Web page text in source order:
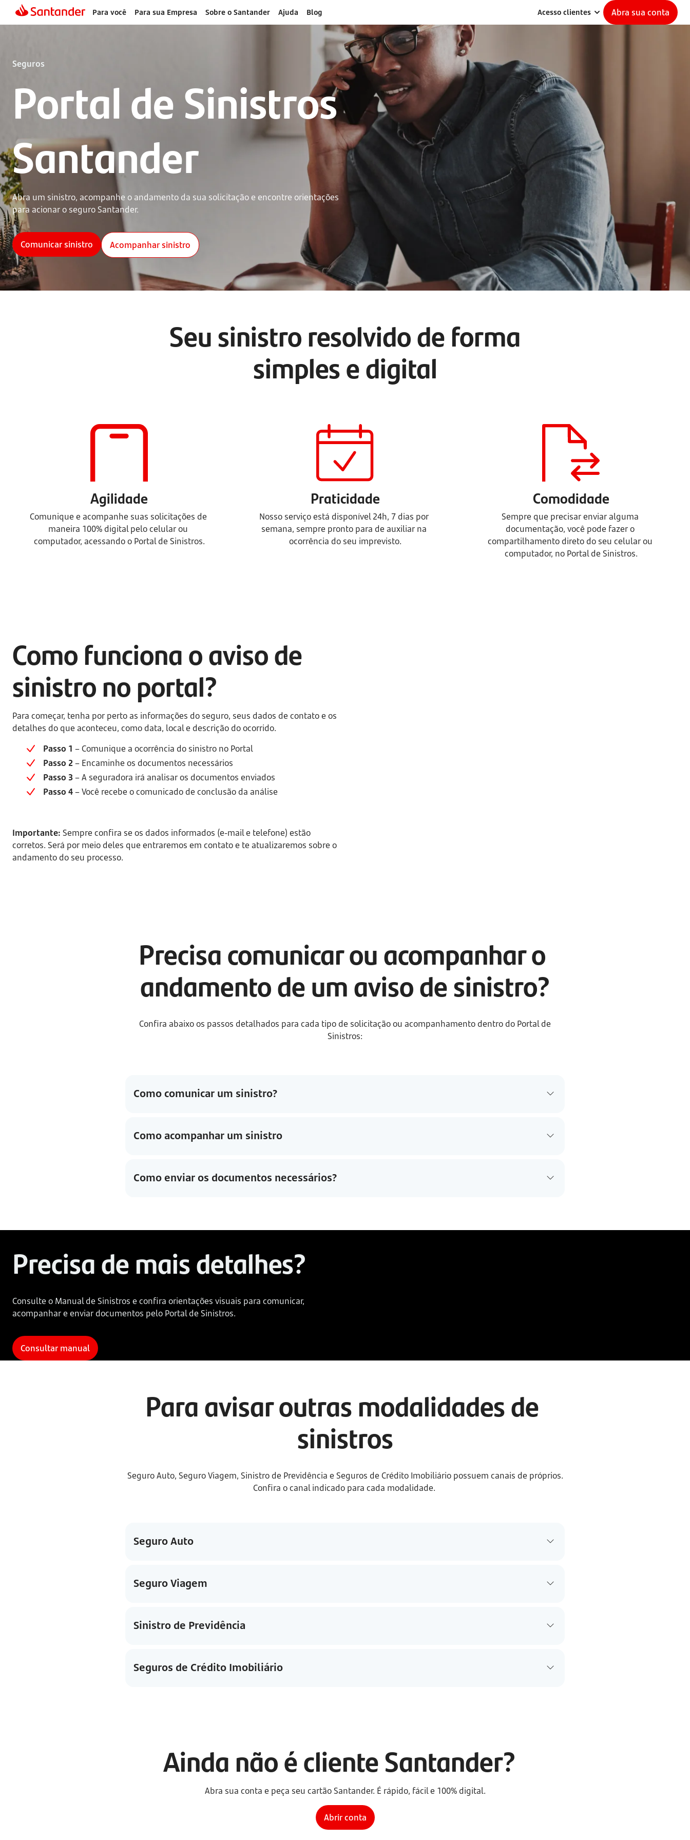
Para você Para sua Empresa Sobre o Santander Ajuda Blog Acesso clientes Abra sua conta
Seguros
Portal de Sinistros
Santander
Abra um sinistro, acompanhe o andamento da sua solicitação e encontre orientações
para acionar o seguro Santander.
Comunicar sinistro Acompanhar sinistro
Seu sinistro resolvido de forma
simples e digital
Agilidade
Comunique e acompanhe suas solicitações de
maneira 100% digital pelo celular ou
computador, acessando o Portal de Sinistros.
Praticidade
Nosso serviço está disponível 24h, 7 dias por
semana, sempre pronto para de auxiliar na
ocorrência do seu imprevisto.
Comodidade
Sempre que precisar enviar alguma
documentação, você pode fazer o
compartilhamento direto do seu celular ou
computador, no Portal de Sinistros.
Como funciona o aviso de
sinistro no portal?
Para começar, tenha por perto as informações do seguro, seus dados de contato e os
detalhes do que aconteceu, como data, local e descrição do ocorrido.
Passo 1 – Comunique a ocorrência do sinistro no Portal
Passo 2 – Encaminhe os documentos necessários
Passo 3 – A seguradora irá analisar os documentos enviados
Passo 4 – Você recebe o comunicado de conclusão da análise
Importante: Sempre confira se os dados informados (e-mail e telefone) estão
corretos. Será por meio deles que entraremos em contato e te atualizaremos sobre o
andamento do seu processo.
Precisa comunicar ou acompanhar o
andamento de um aviso de sinistro?
Confira abaixo os passos detalhados para cada tipo de solicitação ou acompanhamento dentro do Portal de
Sinistros:
Como comunicar um sinistro?
Como acompanhar um sinistro
Como enviar os documentos necessários?
Precisa de mais detalhes?
Consulte o Manual de Sinistros e confira orientações visuais para comunicar,
acompanhar e enviar documentos pelo Portal de Sinistros.
Consultar manual
Para avisar outras modalidades de
sinistros
Seguro Auto, Seguro Viagem, Sinistro de Previdência e Seguros de Crédito Imobiliário possuem canais de próprios.
Confira o canal indicado para cada modalidade.
Seguro Auto
Seguro Viagem
Sinistro de Previdência
Seguros de Crédito Imobiliário
Ainda não é cliente Santander?
Abra sua conta e peça seu cartão Santander. É rápido, fácil e 100% digital.
Abrir conta